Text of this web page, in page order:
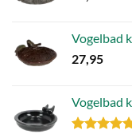
Vogelbad
27,95
Vogelbad